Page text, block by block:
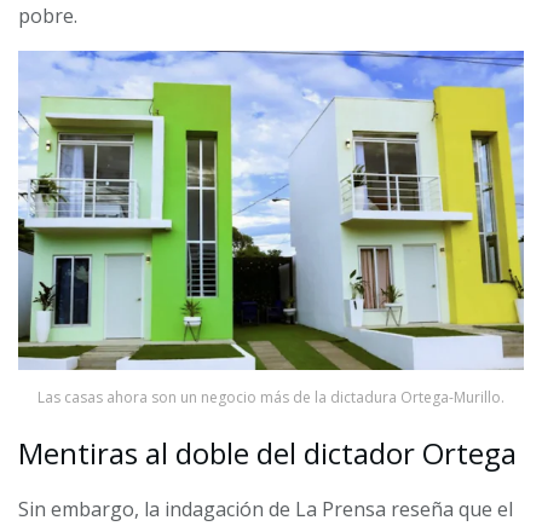
pobre.
Las casas ahora son un negocio más de la dictadura Ortega-Murillo.
Mentiras al doble del dictador Ortega
Sin embargo, la indagación de La Prensa reseña que el